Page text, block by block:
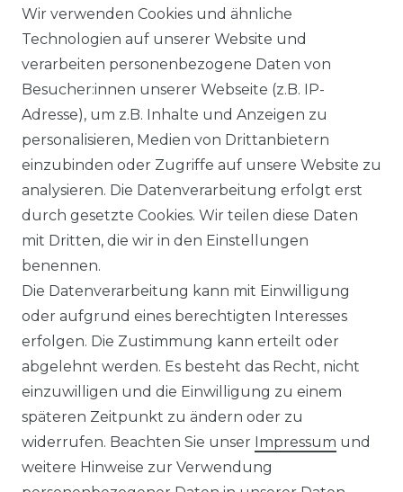
Solar Module
10 kWh Batteriespeicher
Solplanet Batteriespeicher
Growatt Speicher
Trina Solar Speicher
Wechselrichter
Wechselrichter
ZUBEHÖR
Unterkonstruktion
Weiteres Zubehör
Wp Balkonkraftwerk
mit Speicher
NOAH 2000
NEXA 2000
PV-KOMPLETTSETS
Solaranlagen mit Speicher
Insel Solaranlagen
10 kW PV-Anlage mit Speicher
8 kWp Solaranlagen
15 kWp Solaranlagen
20 kWp Solaranlagen
25 kWp Solaranlagen
30 kWp Solaranlagen
ÜBER UNS
Wir verwenden Cookies und ähnliche
Technologien auf unserer Website und
verarbeiten personenbezogene Daten von
Besucher:innen unserer Webseite (z.B. IP-
Adresse), um z.B. Inhalte und Anzeigen zu
personalisieren, Medien von Drittanbietern
einzubinden oder Zugriffe auf unsere Website zu
analysieren. Die Datenverarbeitung erfolgt erst
durch gesetzte Cookies. Wir teilen diese Daten
mit Dritten, die wir in den Einstellungen
benennen.
Die Datenverarbeitung kann mit Einwilligung
oder aufgrund eines berechtigten Interesses
erfolgen. Die Zustimmung kann erteilt oder
abgelehnt werden. Es besteht das Recht, nicht
einzuwilligen und die Einwilligung zu einem
späteren Zeitpunkt zu ändern oder zu
widerrufen. Beachten Sie unser Impressum und
weitere Hinweise zur Verwendung